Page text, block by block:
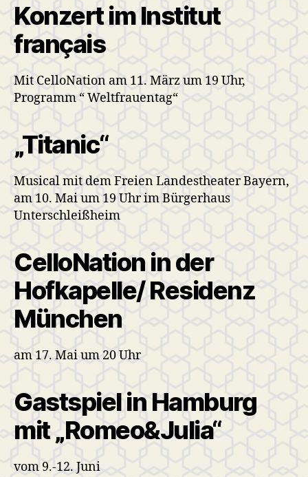
Konzert im Institut
français
Mit CelloNation am 11. März um 19 Uhr,
Programm “ Weltfrauentag“
„Titanic“
Musical mit dem Freien Landestheater Bayern,
am 10. Mai um 19 Uhr im Bürgerhaus
Unterschleißheim
CelloNation in der
Hofkapelle/ Residenz
München
am 17. Mai um 20 Uhr
Gastspiel in Hamburg
mit „Romeo&Julia“
vom 9.-12. Juni